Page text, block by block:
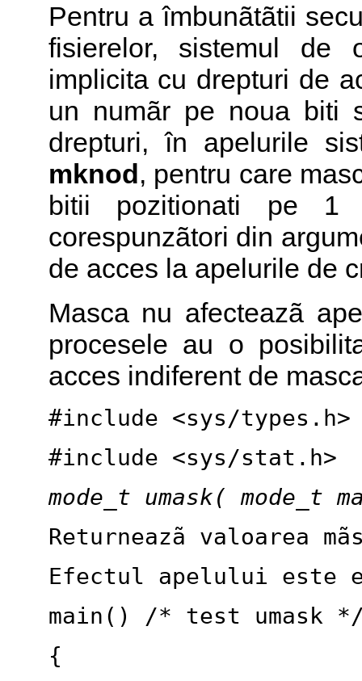
Pentru a îmbunãtãtii
fisierelor, sistemul de
implicita cu drepturi de
un numãr pe noua biti
drepturi, în apelurile
mknod, pentru care
bitii pozitionati pe 1
corespunzãtori din
de acces la apelurile de
Masca nu afecteazã
procesele au o
acces indiferent de
#include <sys/types.h>
#include <sys/stat.h>
mode_t umask( mode_t
Returneazã valoarea
Efectul apelului este
main() /* test umask
{